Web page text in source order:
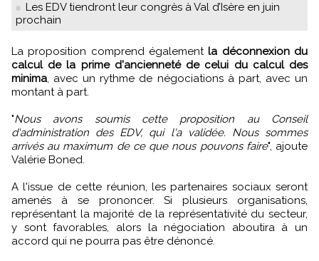
Les EDV tiendront leur congrès à Val d’Isère en juin
prochain
La proposition comprend égalementla déconnexion du
calcul de la prime d'ancienneté de celui du calcul des
minima, avec un rythme de négociations à part, avec un
montant à part.
"Nous avons soumis cette proposition au Conseil
d'administration des EDV, qui l'a validée. Nous sommes
arrivés au maximum de ce que nous pouvons faire", ajoute
Valérie Boned.
A l'issue de cette réunion, les partenaires sociaux seront
amenés à se prononcer. Si plusieurs organisations,
représentant la majorité de la représentativité du secteur,
y sont favorables, alors la négociation aboutira à un
accord qui ne pourra pas être dénoncé.